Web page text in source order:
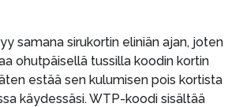
samana sirukortin eliniän ajan, joten
ohutpäisellä tussilla koodin kortin
estää sen kulumisen pois kortista
käydessäsi. WTP-koodi sisältää